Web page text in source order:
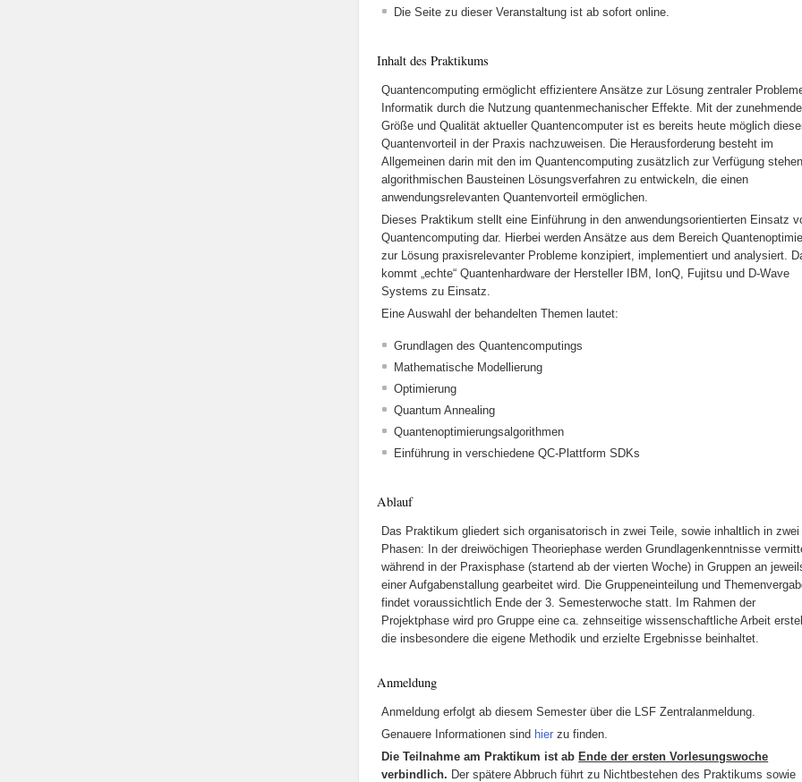
Die Seite zu dieser Veranstaltung ist ab sofort online.
Inhalt des Praktikums
Quantencomputing ermöglicht effizientere Ansätze zur Lösung zentraler
Informatik durch die Nutzung quantenmechanischer Effekte. Mit der
Größe und Qualität aktueller Quantencomputer ist es bereits heute möglich
Quantenvorteil in der Praxis nachzuweisen. Die Herausforderung besteht im
Allgemeinen darin mit den im Quantencomputing zusätzlich zur Verfügung
algorithmischen Bausteinen Lösungsverfahren zu entwickeln, die einen
anwendungsrelevanten Quantenvorteil ermöglichen.
Dieses Praktikum stellt eine Einführung in den anwendungsorientierten Einsatz
Quantencomputing dar. Hierbei werden Ansätze aus dem Bereich
zur Lösung praxisrelevanter Probleme konzipiert, implementiert und analysiert.
kommt „echte“ Quantenhardware der Hersteller IBM, IonQ, Fujitsu und D-Wave
Systems zu Einsatz.
Eine Auswahl der behandelten Themen lautet:
Grundlagen des Quantencomputings
Mathematische Modellierung
Optimierung
Quantum Annealing
Quantenoptimierungsalgorithmen
Einführung in verschiedene QC-Plattform SDKs
Ablauf
Das Praktikum gliedert sich organisatorisch in zwei Teile, sowie inhaltlich in zwei
Phasen: In der dreiwöchigen Theoriephase werden Grundlagenkenntnisse
während in der Praxisphase (startend ab der vierten Woche) in Gruppen an
einer Aufgabenstallung gearbeitet wird. Die Gruppeneinteilung und
findet voraussichtlich Ende der 3. Semesterwoche statt. Im Rahmen der
Projektphase wird pro Gruppe eine ca. zehnseitige wissenschaftliche Arbeit
die insbesondere die eigene Methodik und erzielte Ergebnisse beinhaltet.
Anmeldung
Anmeldung erfolgt ab diesem Semester über die LSF Zentralanmeldung.
Genauere Informationen sind hier zu finden.
Die Teilnahme am Praktikum ist ab Ende der ersten Vorlesungswoche
verbindlich. Der spätere Abbruch führt zu Nichtbestehen des Praktikums sowie